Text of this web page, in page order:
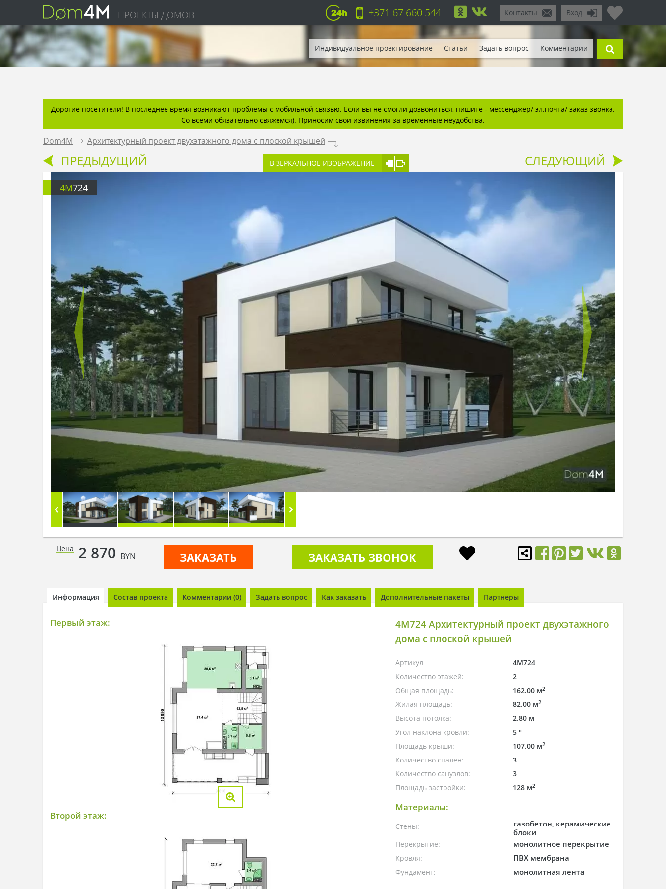
ПРОЕКТЫ ДОМОВ Вход
Контакты
+371 67 660 544
Индивидуальное проектирование Статьи Задать вопрос Комментарии
Дорогие посетители! В последнее время возникают проблемы с мобильной связью. Если вы не смогли дозвониться, пишите - мессенджер/ эл.почта/ заказ звонка.
Со всеми обязательно свяжемся). Приносим свои извинения за временные неудобства.
Dom4M . Архитектурный проект двухэтажного дома с плоской крышей .
ПРЕДЫДУЩИЙ В ЗЕРКАЛЬНОЕ ИЗОБРАЖЕНИЕ СЛЕДУЮЩИЙ
4M724
Цена 2 870 BYN ЗАКАЗАТЬ ЗАКАЗАТЬ ЗВОНОК
Информация Состав проекта Комментарии (0) Задать вопрос Как заказать Дополнительные пакеты Партнеры
Первый этаж:
Второй этаж:
4M724 Архитектурный проект двухэтажного
дома с плоской крышей
Артикул
4M724
Количество этажей:
2
Общая площадь:
162.00 м2
Жилая площадь: 82.00 м2
Высота потолка:
2.80 м
Угол наклона кровли:
5 °
Площадь крыши:
107.00 м2
Количество спален:
3
Количество санузлов:
3
Площадь застройки:
128 м2
Материалы:
Стены:
газобетон, керамические
блоки
Перекрытие: монолитное перекрытие
Кровля: ПВХ мембрана
Фундамент: монолитная лента